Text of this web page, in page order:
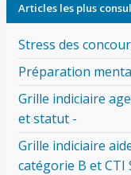
Articles les plus
Stress des
Préparation
Grille indiciaire
et statut -
Grille indiciaire
catégorie B et CTI